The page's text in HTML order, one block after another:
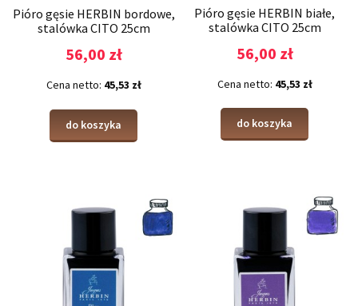
Pióro gęsie HERBIN bordowe,
stalówka CITO 25cm
56,00 zł
Cena netto: 45,53 zł
do koszyka
Pióro gęsie HERBIN białe,
stalówka CITO 25cm
56,00 zł
Cena netto: 45,53 zł
do koszyka